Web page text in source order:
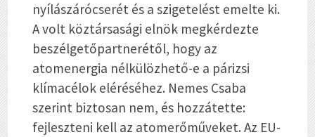
nyílászárócserét és a szigetelést emelte ki.
A volt köztársasági elnök megkérdezte
beszélgetőpartnerétől, hogy az
atomenergia nélkülözhető-e a párizsi
klímacélok eléréséhez. Nemes Csaba
szerint biztosan nem, és hozzátette:
fejleszteni kell az atomerőműveket. Az EU-